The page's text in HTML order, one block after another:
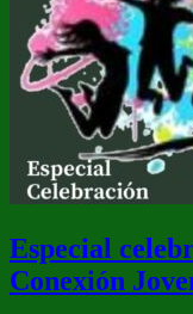
Especial
Conexión